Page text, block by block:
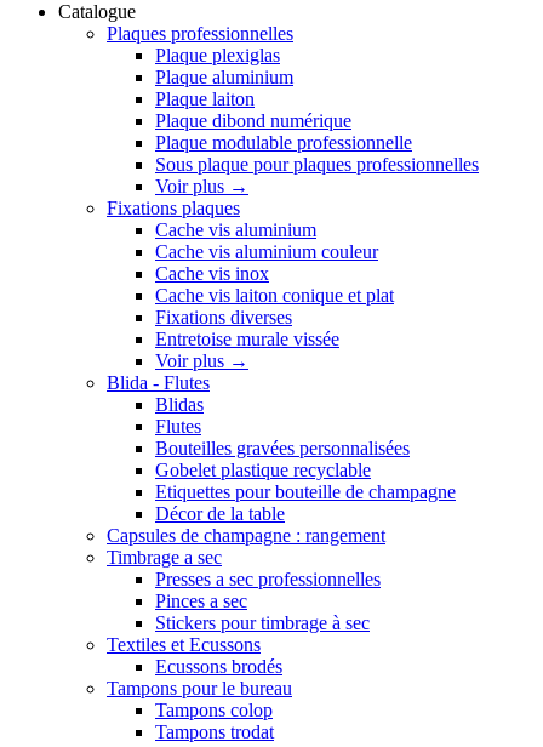
Catalogue
Plaques professionnelles
Plaque plexiglas
Plaque aluminium
Plaque laiton
Plaque dibond numérique
Plaque modulable professionnelle
Sous plaque pour plaques professionnelles
Voir plus →
Fixations plaques
Cache vis aluminium
Cache vis aluminium couleur
Cache vis inox
Cache vis laiton conique et plat
Fixations diverses
Entretoise murale vissée
Voir plus →
Blida - Flutes
Blidas
Flutes
Bouteilles gravées personnalisées
Gobelet plastique recyclable
Etiquettes pour bouteille de champagne
Décor de la table
Capsules de champagne : rangement
Timbrage a sec
Presses a sec professionnelles
Pinces a sec
Stickers pour timbrage à sec
Textiles et Ecussons
Ecussons brodés
Tampons pour le bureau
Tampons colop
Tampons trodat